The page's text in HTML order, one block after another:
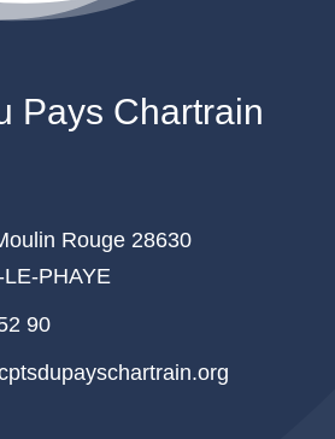
Pays Chartrain
Rouge 28630
PHAYE
90